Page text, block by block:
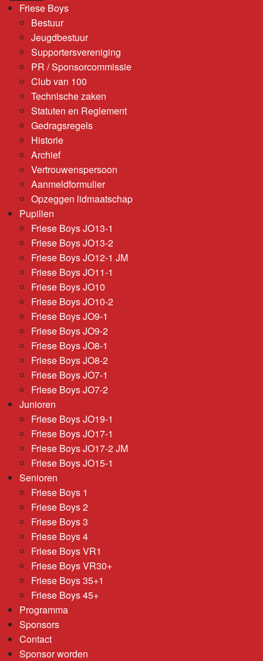
Friese Boys
Bestuur
Jeugdbestuur
Supportersvereniging
PR / Sponsorcommissie
Club van 100
Technische zaken
Statuten en Reglement
Gedragsregels
Historie
Archief
Vertrouwenspersoon
Aanmeldformulier
Opzeggen lidmaatschap
Pupillen
Friese Boys JO13-1
Friese Boys JO13-2
Friese Boys JO12-1 JM
Friese Boys JO11-1
Friese Boys JO10
Friese Boys JO10-2
Friese Boys JO9-1
Friese Boys JO9-2
Friese Boys JO8-1
Friese Boys JO8-2
Friese Boys JO7-1
Friese Boys JO7-2
Junioren
Friese Boys JO19-1
Friese Boys JO17-1
Friese Boys JO17-2 JM
Friese Boys JO15-1
Senioren
Friese Boys 1
Friese Boys 2
Friese Boys 3
Friese Boys 4
Friese Boys VR1
Friese Boys VR30+
Friese Boys 35+1
Friese Boys 45+
Programma
Sponsors
Contact
Sponsor worden